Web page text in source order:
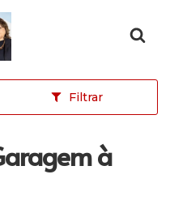
inicial
Filtrar
à